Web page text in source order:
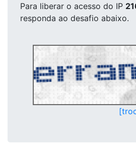
Para liberar o acesso do IP
responda ao desafio abaixo.